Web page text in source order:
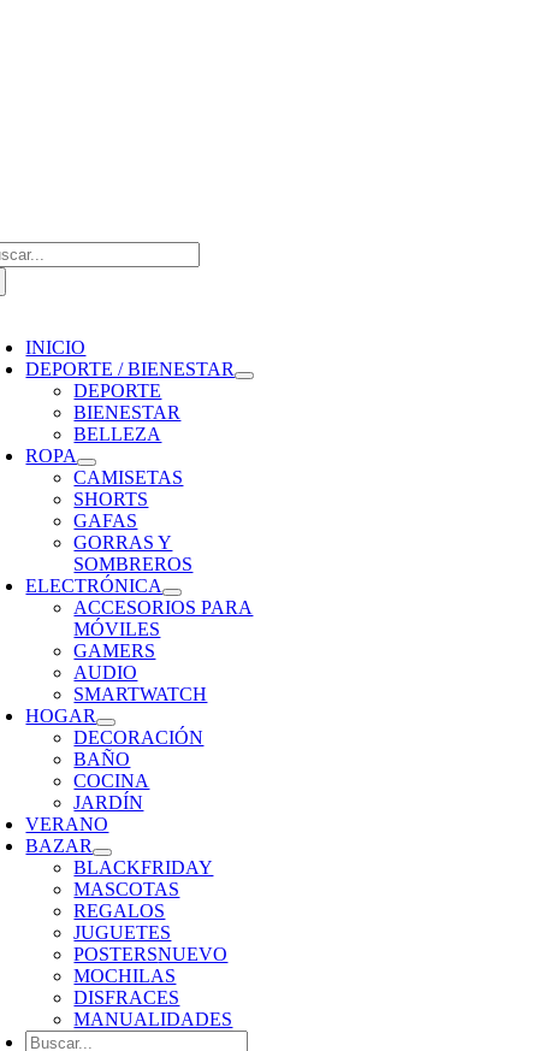
INICIO
DEPORTE / BIENESTAR
DEPORTE
BIENESTAR
BELLEZA
ROPA
CAMISETAS
SHORTS
GAFAS
GORRAS Y
SOMBREROS
ELECTRÓNICA
ACCESORIOS PARA
MÓVILES
GAMERS
AUDIO
SMARTWATCH
HOGAR
DECORACIÓN
BAÑO
COCINA
JARDÍN
VERANO
BAZAR
BLACKFRIDAY
MASCOTAS
REGALOS
JUGUETES
POSTERSNUEVO
MOCHILAS
DISFRACES
MANUALIDADES
Buscar: